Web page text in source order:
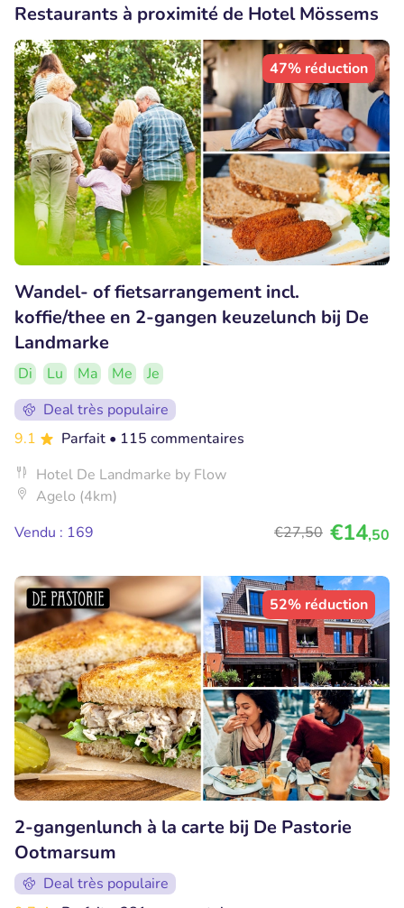
Restaurants à proximité de Hotel Mössems
47% réduction
Wandel- of fietsarrangement incl.
koffie/thee en 2-gangen keuzelunch bij De
Landmarke
Di Lu Ma Me
Je
Deal très populaire
9.1
Parfait • 115 commentaires
Hotel De Landmarke by Flow
Agelo (4km)
Vendu : 169
€27,50 €14,50
52% réduction
2-gangenlunch à la carte bij De Pastorie
Ootmarsum
Deal très populaire